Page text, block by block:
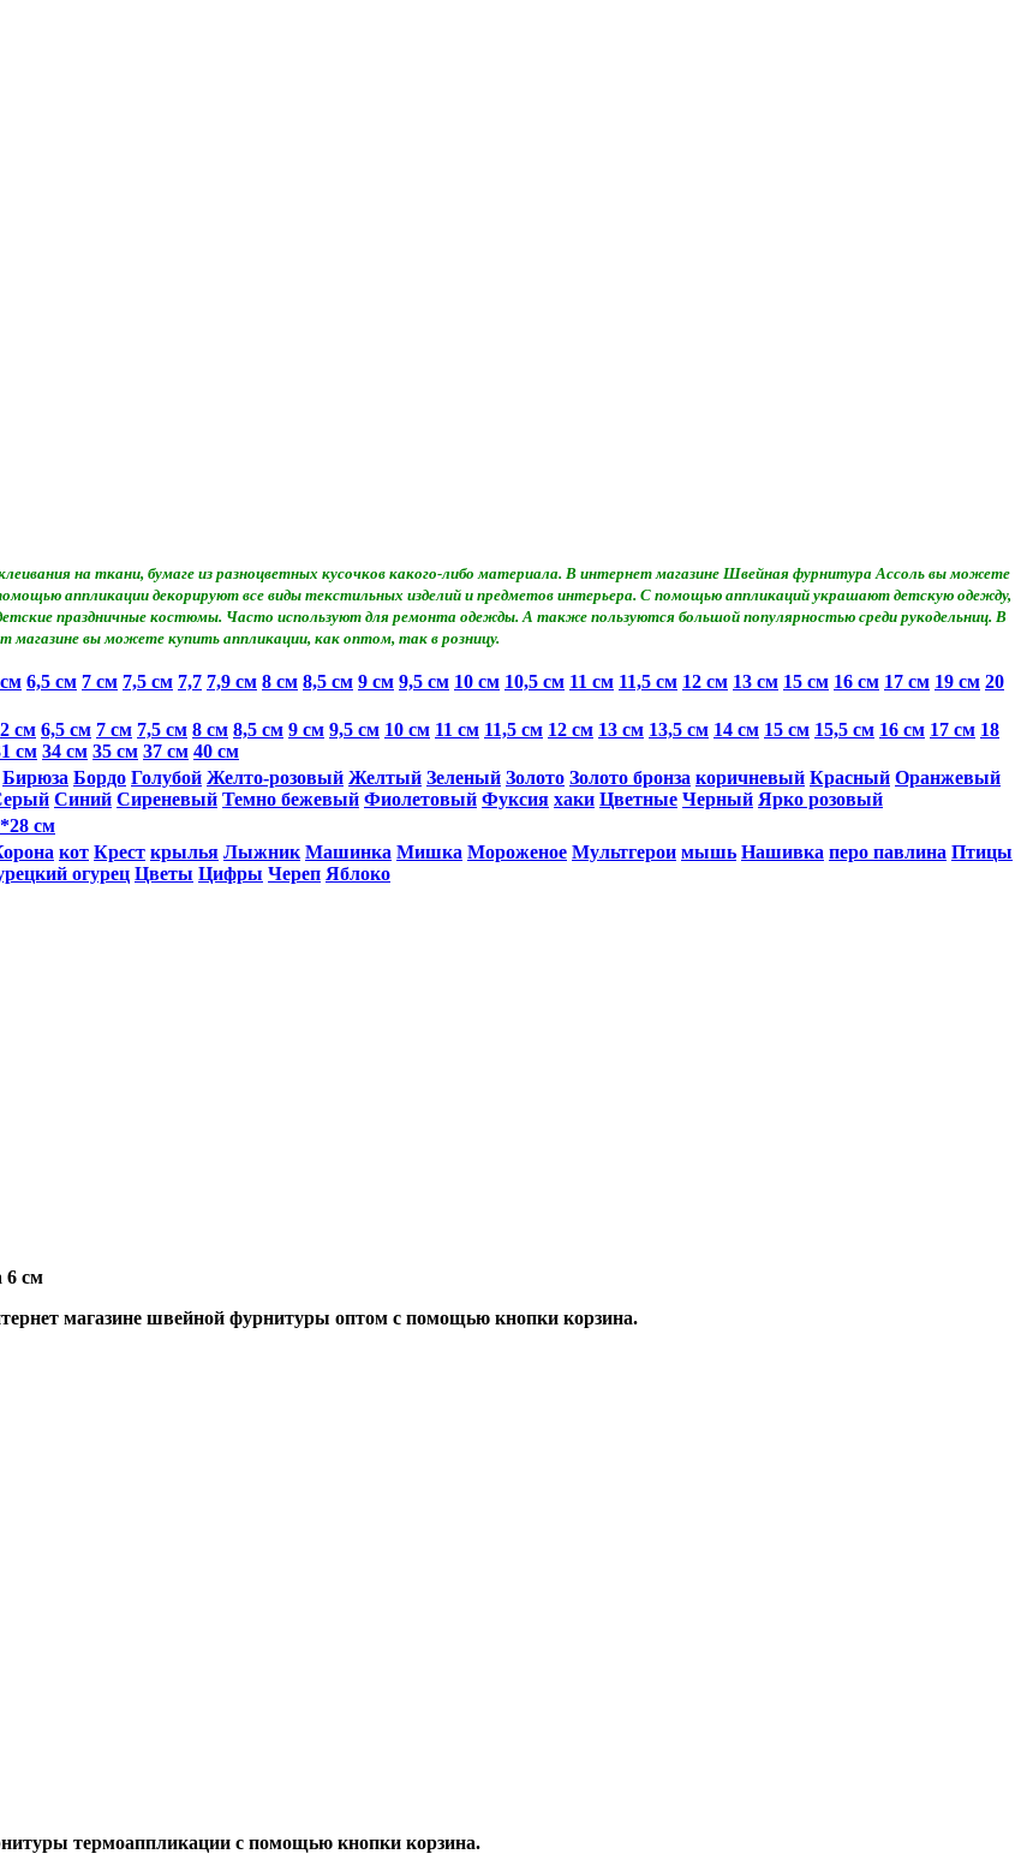
на ткани, бумаге из разноцветных кусочков какого-либо материала. В интернет магазине Швейная фурнитура Ассоль вы можете
аппликации декорируют все виды текстильных изделий и предметов интерьера. С помощью аппликаций украшают детскую одежду,
праздничные костюмы. Часто используют для ремонта одежды. А также пользуются большой популярностью среди рукодельниц. В
магазине вы можете купить аппликации, как оптом, так в розницу.
6,5 cм 7 см 7,5 см 7,7 7,9 см 8 см 8,5 см 9 см 9,5 см 10 см 10,5 см 11 см 11,5 см 12 см 13 см 15 см 16 см 17 см 19 см 20
см 6,5 см 7 см 7,5 см 8 см 8,5 см 9 см 9,5 см 10 см 11 см 11,5 см 12 см 13 см 13,5 см 14 см 15 см 15,5 см 16 см 17 см 18
см 34 см 35 см 37 см 40 см
Бирюза Бордо Голубой Желто-розовый Желтый Зеленый Золото Золото бронза коричневый Красный Оранжевый
Синий Сиреневый Темно бежевый Фиолетовый Фуксия хаки Цветные Черный Ярко розовый
см
кот Крест крылья Лыжник Машинка Мишка Мороженое Мультгерои мышь Нашивка перо павлина Птицы
огурец Цветы Цифры Череп Яблоко
6 см
магазине швейной фурнитуры оптом с помощью кнопки корзина.
термоаппликации с помощью кнопки корзина.